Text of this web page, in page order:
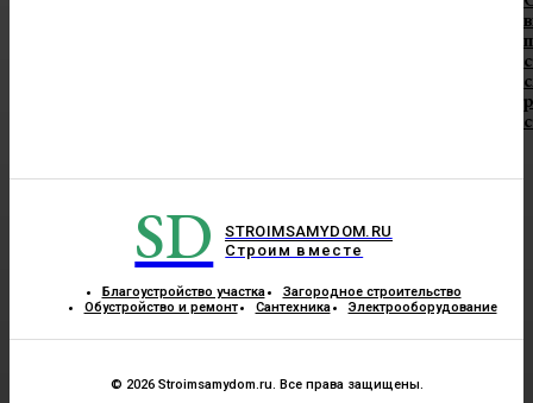
SD
STROIMSAMYDOM.RU
Строим вместе
Благоустройство участка
Загородное строительство
Обустройство и ремонт
Сантехника Электрооборудование
© 2026 Stroimsamydom.ru. Все права защищены.